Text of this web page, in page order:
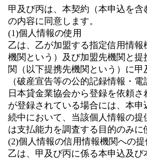
甲及び丙は、本契約（本申込を含
の内容に同意します。
(1)個人情報の使用
乙は、乙が加盟する指定信用情報
機関という）及び加盟先機関と提
関（以下提携先機関という）に甲
（破産宣告等の公的記録情報・電
日本貸金業協会から登録を依頼さ
が登録されている場合には、本申
続中において、当該個人情報の提
は支払能力を調査する目的のみに
(2)個人情報の信用情報機関への提
乙は、甲及び丙に係る本申込及び